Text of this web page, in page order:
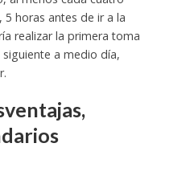
horas antes de ir a la
realizar la primera toma
a medio día,